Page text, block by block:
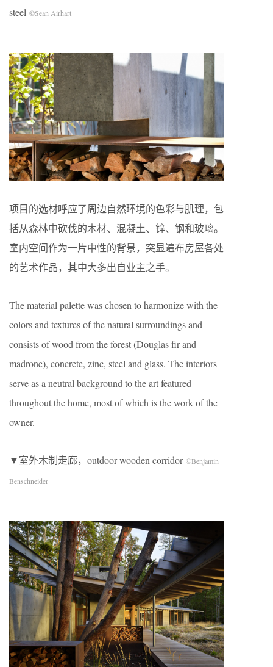
steel ©Sean Airhart
项目的选材呼应了周边自然环境的色彩与肌理，包
括从森林中砍伐的木材、混凝土、锌、钢和玻璃。
室内空间作为一片中性的背景，突显遍布房屋各处
的艺术作品，其中大多出自业主之手。
The material palette was chosen to harmonize with the
colors and textures of the natural surroundings and
consists of wood from the forest (Douglas fir and
madrone), concrete, zinc, steel and glass. The interiors
serve as a neutral background to the art featured
throughout the home, most of which is the work of the
owner.
▼室外木制走廊，outdoor wooden corridor ©Benjamin
Benschneider